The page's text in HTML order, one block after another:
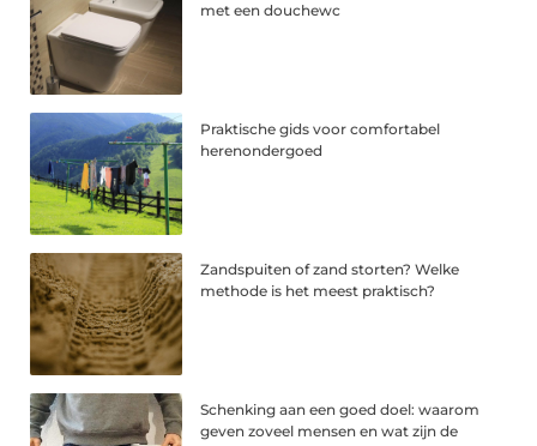
met een douchewc
Praktische gids voor comfortabel
herenondergoed
Zandspuiten of zand storten? Welke
methode is het meest praktisch?
Schenking aan een goed doel: waarom
geven zoveel mensen en wat zijn de